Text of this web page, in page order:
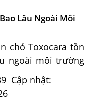
dẫn điều trị
Lâu Ngoài Môi
chó Toxocara tồn
ngoài môi trường
lây nhiễm nguy
con người. Tiến sĩ
Cập nhật: